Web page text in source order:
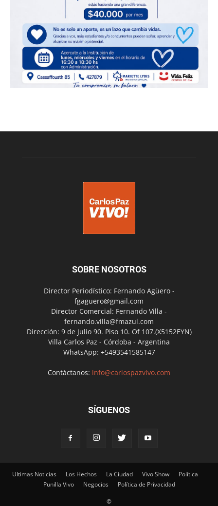
SOBRE NOSOTROS
Director Periodístico: Fernando Agüero -
fgaguero@gmail.com
Director Comercial: Fernando Villa -
fernando.villa@fmazul.com
Dirección: 9 de Julio 90. Piso 10. Of 107.(X5152EYN)
Villa Carlos Paz - Córdoba - Argentina
WhatsApp: +5493541585147
Contáctanos: info@carlospazvivo.com
SÍGUENOS
Ultimas Noticias Los Hechos La Ciudad Vivo Show
Política
Punilla Vivo
Negocios Política de Privacidad
©